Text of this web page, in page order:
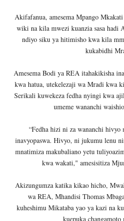
Akifafanua, amesema Mpango
wiki na kila mwezi kuanzia sasa hadi
ndiyo siku ya hitimisho kwa kila
kukabidhi
Amesema Bodi ya REA itahakikisha
kwa hatua, utekelezaji wa Mradi kwa
Serikali kuwekeza fedha nyingi kwa
umeme wananchi
“Fedha hizi ni za wananchi
inavyopaswa. Hivyo, ni jukumu lenu
mnatimiza makubaliano yetu
kwa wakati," amesisitiza
Akizungumza katika kikao hicho,
wa REA, Mhandisi Thomas
kuheshimu Mikataba yao ya kazi na
kuepuka